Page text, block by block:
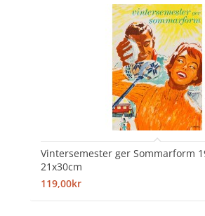
Vintersemester ger Sommarform
21x30cm
119,00kr